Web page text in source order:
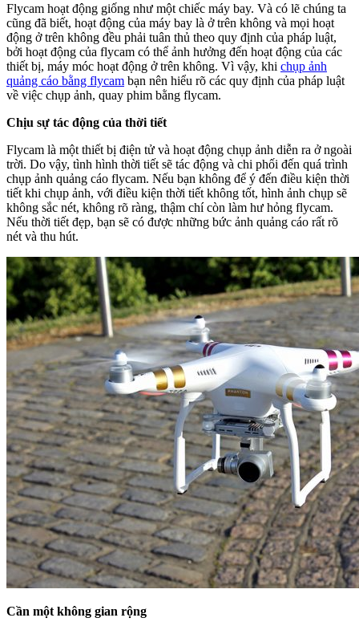
Flycam hoạt động giống như một chiếc máy bay. Và có lẽ chúng ta
cũng đã biết, hoạt động của máy bay là ở trên không và mọi hoạt
động ở trên không đều phải tuân thủ theo quy định của pháp luật,
bởi hoạt động của flycam có thể ảnh hưởng đến hoạt động của các
thiết bị, máy móc hoạt động ở trên không. Vì vậy, khi chụp ảnh
quảng cáo bằng flycam bạn nên hiểu rõ các quy định của pháp luật
về việc chụp ảnh, quay phim bằng flycam.
Chịu sự tác động của thời tiết
Flycam là một thiết bị điện tử và hoạt động chụp ảnh diễn ra ở ngoài
trời. Do vậy, tình hình thời tiết sẽ tác động và chi phối đến quá trình
chụp ảnh quảng cáo flycam. Nếu bạn không để ý đến điều kiện thời
tiết khi chụp ảnh, với điều kiện thời tiết không tốt, hình ảnh chụp sẽ
không sắc nét, không rõ ràng, thậm chí còn làm hư hỏng flycam.
Nếu thời tiết đẹp, bạn sẽ có được những bức ảnh quảng cáo rất rõ
nét và thu hút.
Cần một không gian rộng